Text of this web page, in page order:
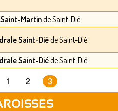
Saint-Martinde Saint-Dié
Saint-Diéde Saint-Dié
Saint-Diéde Saint-Dié
1 2 3